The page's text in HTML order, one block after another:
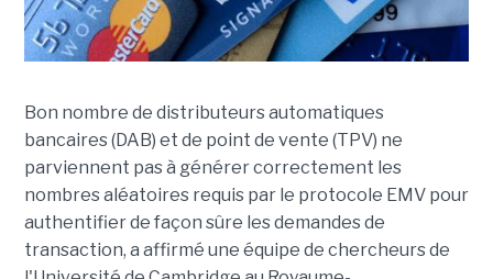
Bon nombre de distributeurs automatiques
bancaires (DAB) et de point de vente (TPV) ne
parviennent pas à générer correctement les
nombres aléatoires requis par le protocole EMV pour
authentifier de façon sûre les demandes de
transaction, a affirmé une équipe de chercheurs de